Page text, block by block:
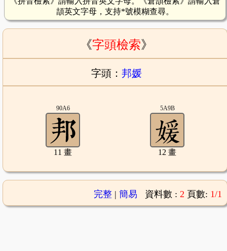
頡英文字母，支持*號模糊查尋。
《字頭檢索》
字頭： 邦媛
90A6
11 畫
5A9B
12 畫
完整| 簡易 資料數 : 2 頁數: 1/1